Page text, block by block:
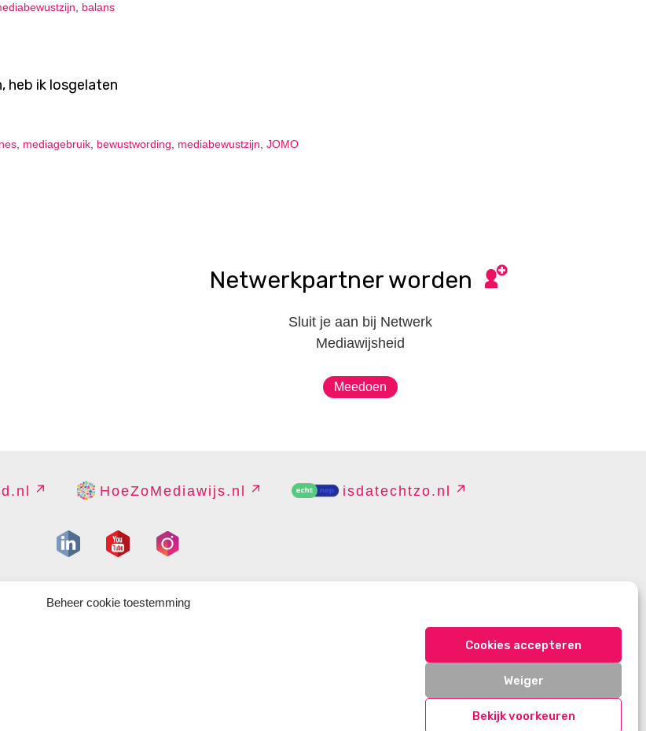
Beheer cookie toestemming
Cookies accepteren
Weiger
Bekijk voorkeuren
, balans
heb ik losgelaten
mediagebruik bewustwording mediabewustzijn JOMO
Netwerkpartner worden
Sluit je aan bij Netwerk
Mediawijsheid
Meedoen
HoeZoMediawijs.nl isdatechtzo.nl